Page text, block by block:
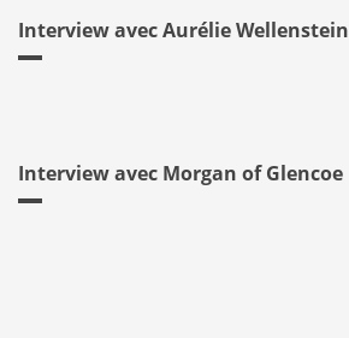
Interview avec Aurélie Wellenstein
Interview avec Morgan of Glencoe